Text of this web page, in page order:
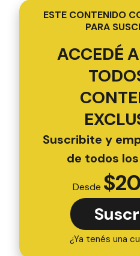
ESTE CONTENIDO
PARA
ACCEDÉ
Suscribite y
de todos
Desde $
¿Ya tenés una